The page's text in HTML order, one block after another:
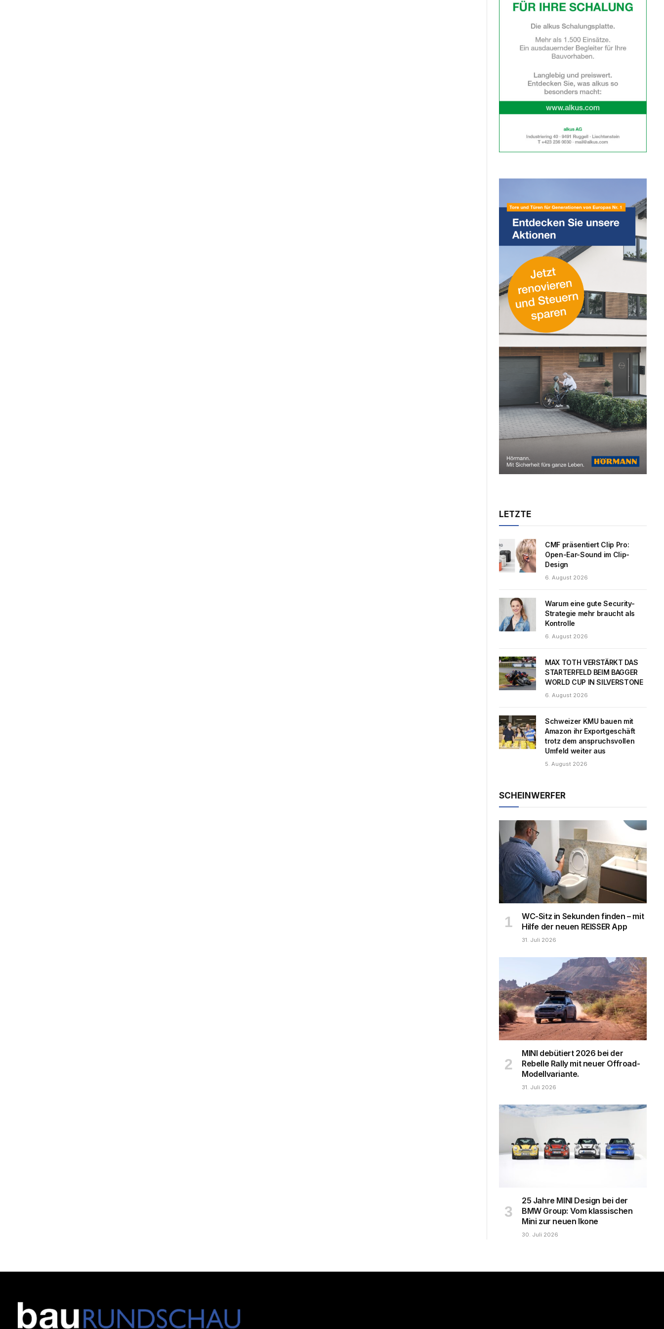
LETZTE
CMF präsentiert Clip Pro:
Open-Ear-Sound im Clip-
Design
6. August 2026
Warum eine gute Security-
Strategie mehr braucht als
Kontrolle
6. August 2026
MAX TOTH VERSTÄRKT DAS
STARTERFELD BEIM BAGGER
WORLD CUP IN SILVERSTONE
6. August 2026
Schweizer KMU bauen mit
Amazon ihr Exportgeschäft
trotz dem anspruchsvollen
Umfeld weiter aus
5. August 2026
SCHEINWERFER
WC-Sitz in Sekunden finden – mit
Hilfe der neuen REISSER App
31. Juli 2026
MINI debütiert 2026 bei der
Rebelle Rally mit neuer Offroad-
Modellvariante.
31. Juli 2026
25 Jahre MINI Design bei der
BMW Group: Vom klassischen
Mini zur neuen Ikone
30. Juli 2026